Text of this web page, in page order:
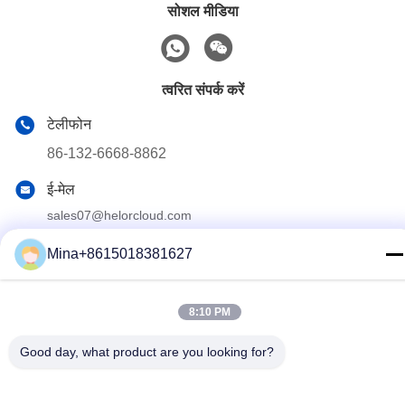
सोशल मीडिया
त्वरित संपर्क करें
टेलीफोन
86-132-6668-8862
ई-मेल
sales07@helorcloud.com
पता
गोपनीयता नीति|साइटमैप
Mina+8615018381627
8:10 PM
Good day, what product are you looking for?